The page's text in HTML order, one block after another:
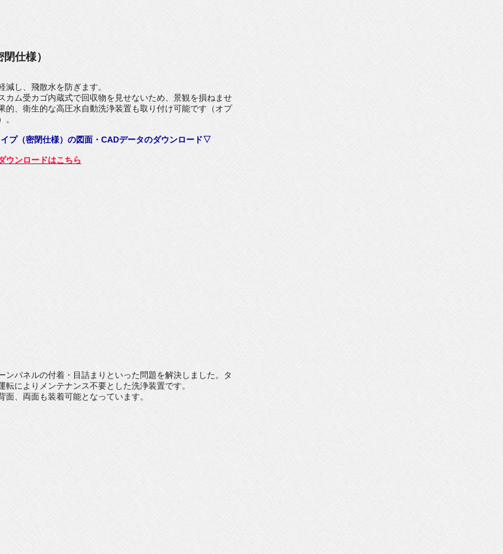
仕様）
減し、飛散水を防ぎます。
カム受カゴ内蔵式で回収物を見せないため、景観を損ねませ
的、衛生的な高圧水自動洗浄装置も取り付け可能です（オプ
。
プ（密閉仕様）の図面・CADデータのダウンロード▽
ウンロードはこちら
ンパネルの付着・目詰まりといった問題を解決しました。タ
転によりメンテナンス不要とした洗浄装置です。
面、両面も装着可能となっています。